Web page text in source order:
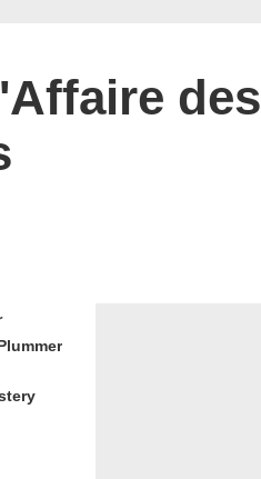
des